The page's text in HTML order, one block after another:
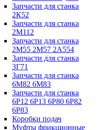
Запчасти для станка
2К52
Запчасти для станка
2М112
Запчасти для станка
2М55 2М57 2А554
Запчасти для станка
3Г71
Запчасти для станка
6М82 6М83
Запчасти для станка
6Р12 6Р13 6Р80 6Р82
6Р83
Коробки подач
Муфты фрикционные